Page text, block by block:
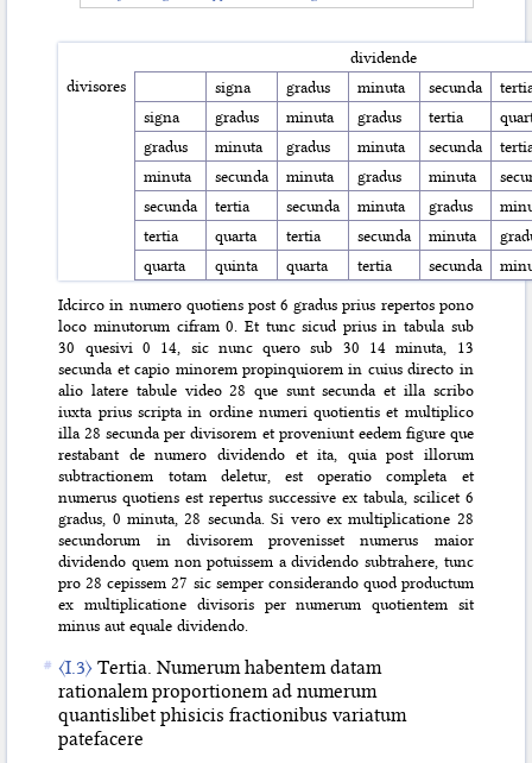
dividende
divisores
signa gradus minuta secunda
signa
gradus minuta gradus tertia
gradus
minuta gradus minuta secunda
minuta
secunda minuta gradus minuta
secunda
tertia secunda minuta gradus
tertia
quarta tertia secunda minuta
quarta
quinta quarta tertia secunda
Idcirco in numero quotiens post 6 gradus prius repertos pono
loco minutorum cifram 0. Et tunc sicud prius in tabula sub
30 quesivi 0 14, sic nunc quero sub 30 14 minuta, 13
secunda et capio minorem propinquiorem in cuius directo in
alio latere tabule video 28 que sunt secunda et illa scribo
iuxta prius scripta in ordine numeri quotientis et multiplico
illa 28 secunda per divisorem et proveniunt eedem figure que
restabant de numero dividendo et ita, quia post illorum
subtractionem totam deletur, est operatio completa et
numerus quotiens est repertus successive ex tabula, scilicet 6
gradus, 0 minuta, 28 secunda. Si vero ex multiplicatione 28
secundorum in divisorem provenisset numerus maior
dividendo quem non potuissem a dividendo subtrahere, tunc
pro 28 cepissem 27 sic semper considerando quod productum
ex multiplicatione divisoris per numerum quotientem sit
minus aut equale dividendo.
〈I.3〉 Tertia. Numerum habentem datam
rationalem proportionem ad numerum
quantislibet phisicis fractionibus variatum
patefacere